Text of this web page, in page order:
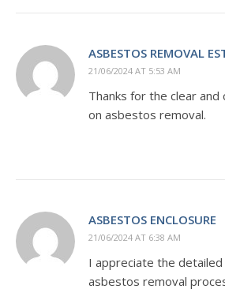
ASBESTOS REMOVAL
21/06/2024 AT 5:53 AM
Thanks for the clear and
on asbestos removal.
ASBESTOS ENCLOSURE
21/06/2024 AT 6:38 AM
I appreciate the
asbestos removal